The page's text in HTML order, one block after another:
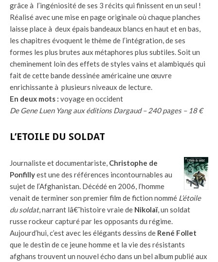
grâce à l’ingéniosité de ses 3 récits qui finissent en un seul !
Réalisé avec une mise en page originale où chaque planches
laisse place à deux épais bandeaux blancs en haut et en bas,
les chapitres évoquent le thème de l’intégration, de ses
formes les plus brutes aux métaphores plus subtiles. Soit un
cheminement loin des effets de styles vains et alambiqués qui
fait de cette bande dessinée américaine une œuvre
enrichissante à plusieurs niveaux de lecture.
En deux mots : voyage en occident
De Gene Luen Yang aux éditions Dargaud – 240 pages – 18 €
L’ETOILE DU SOLDAT
Journaliste et documentariste, Christophe de
Ponfillyest une des références incontournables au
sujet de l’Afghanistan. Décédé en 2006, l’homme
venait de terminer son premier film de fiction nommé L’étoile
du soldat, narrant lâ€˜histoire vraie de Nikolaï, un soldat
russe rockeur capturé par les opposants du régime.
Aujourd’hui, c’est avec les élégants dessins de René Follet
que le destin de ce jeune homme et la vie des résistants
afghans trouvent un nouvel écho dans un bel album publié aux